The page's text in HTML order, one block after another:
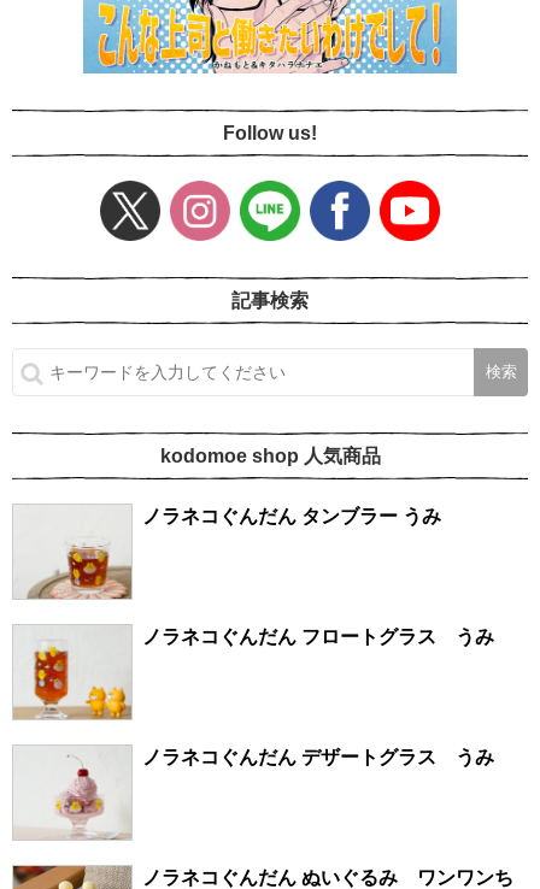
Follow us!
記事検索
kodomoe shop 人気商品
ノラネコぐんだん タンブラー うみ
ノラネコぐんだん フロートグラス うみ
ノラネコぐんだん デザートグラス うみ
ノラネコぐんだん ぬいぐるみ ワンワンち